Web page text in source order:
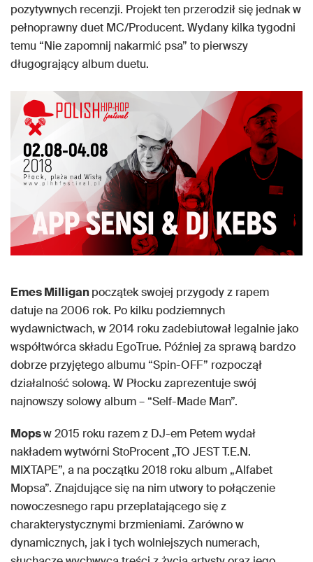
pozytywnych recenzji. Projekt ten przerodził się jednak w
pełnoprawny duet MC/Producent. Wydany kilka tygodni
temu “Nie zapomnij nakarmić psa” to pierwszy
długogrający album duetu.
Emes Milliganpoczątek swojej przygody z rapem
datuje na 2006 rok. Po kilku podziemnych
wydawnictwach, w 2014 roku zadebiutował legalnie jako
współtwórca składu EgoTrue. Później za sprawą bardzo
dobrze przyjętego albumu “Spin-OFF” rozpoczął
działalność solową. W Płocku zaprezentuje swój
najnowszy solowy album – “Self-Made Man”.
Mopsw 2015 roku razem z DJ-em Petem wydał
nakładem wytwórni StoProcent „TO JEST T.E.N.
MIXTAPE”, a na początku 2018 roku album „Alfabet
Mopsa”. Znajdujące się na nim utwory to połączenie
nowoczesnego rapu przeplatającego się z
charakterystycznymi brzmieniami. Zarówno w
dynamicznych, jak i tych wolniejszych numerach,